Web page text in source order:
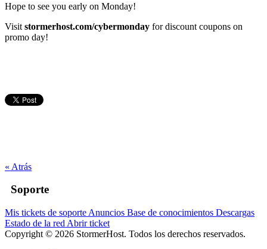
Hope to see you early on Monday!
Visit stormerhost.com/cybermonday for discount coupons on
promo day!
« Atrás
Soporte
Mis tickets de soporte Anuncios Base de conocimientos Descargas
Estado de la red Abrir ticket
Copyright © 2026 StormerHost. Todos los derechos reservados.